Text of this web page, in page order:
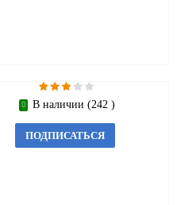
В наличии (242 )
ПОДПИСАТЬСЯ